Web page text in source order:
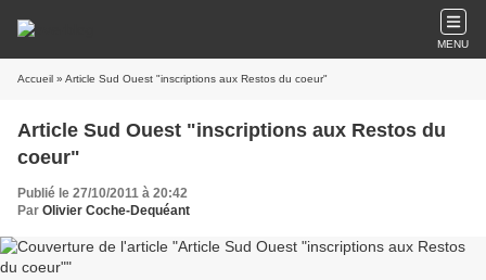
MENU
Accueil » Article Sud Ouest "inscriptions aux Restos du coeur"
Article Sud Ouest "inscriptions aux Restos du
coeur"
Publié le 27/10/2011 à 20:42
Par Olivier Coche-Dequéant